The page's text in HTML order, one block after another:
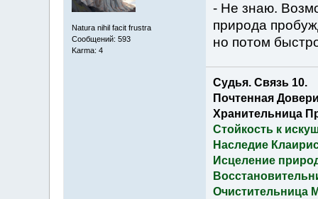
Natura nihil facit frustra
Сообщений: 593
Karma: 4
- Не знаю.
природа
но потом
Судья. Связь 10.
Почтенная
Хранительница
Стойкость к
Наследие
Исцеление
Очистительница